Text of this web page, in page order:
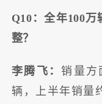
Q10：全年100
整？
李腾飞： 销量方
辆，上半年销量